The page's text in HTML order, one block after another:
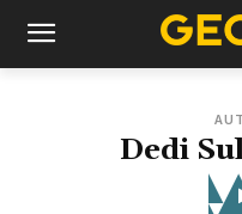
Dedi